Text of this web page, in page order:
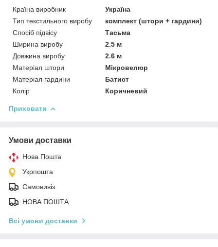
Країна виробник
Україна
Тип текстильного виробу
комплект (штори + гардини)
Спосіб підвісу
Тасьма
Ширина виробу
2.5 м
Довжина виробу
2.6 м
Матеріал штори
Мікровелюр
Матеріал гардини
Батист
Колір
Коричневий
Приховати
Умови доставки
Нова Пошта
Укрпошта
Самовивіз
НОВА ПОШТА
Всі умови доставки